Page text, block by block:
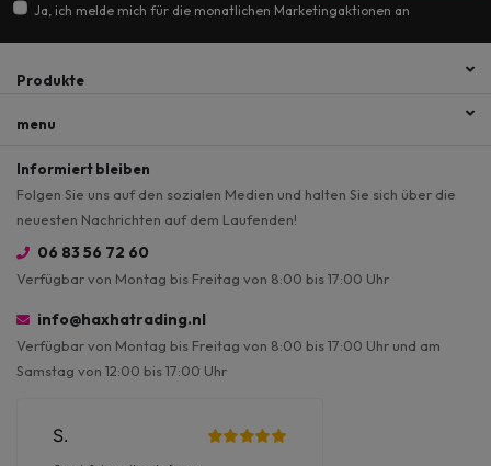
Ja, ich melde mich für die monatlichen Marketingaktionen an
Produkte
menu
Informiert bleiben
Folgen Sie uns auf den sozialen Medien und halten Sie sich über die
neuesten Nachrichten auf dem Laufenden!
06 83 56 72 60
Verfügbar von Montag bis Freitag von 8:00 bis 17:00 Uhr
info@haxhatrading.nl
Verfügbar von Montag bis Freitag von 8:00 bis 17:00 Uhr und am
Samstag von 12:00 bis 17:00 Uhr